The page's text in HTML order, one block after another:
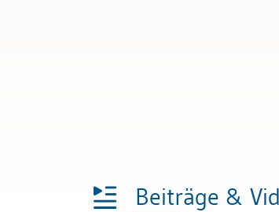
Beiträge &